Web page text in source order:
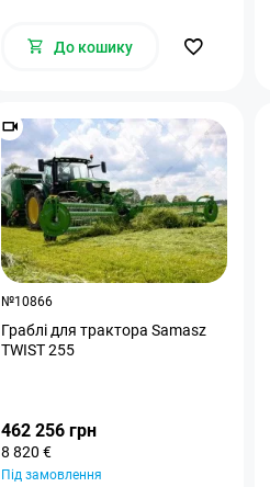
До кошику
№10866
Граблі для трактора Samasz
TWIST 255
462 256 грн
8 820 €
Під замовлення